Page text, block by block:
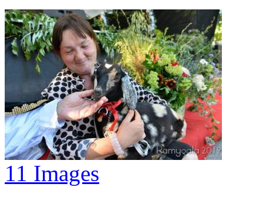
11 Images